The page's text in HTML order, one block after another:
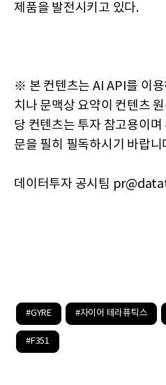
제품을 발전시키고 있다.
※ 본 컨텐츠는 AI API를 이
치나 문맥상 요약이 컨텐츠
당 컨텐츠는 투자 참고용이
문을 필히 필독하시기 바랍니
데이터투자 공시팀
#GYRE #자이어 테라퓨틱스
#F351